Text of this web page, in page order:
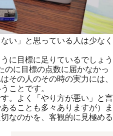
い」と思っている人は少なく
に目標に足りているでしょう
のに目標の点数に届かなかっ
その人のその時の実力には、
ことです。
。よく「やり方が悪い」と言
ることも多々ありますが）ま
なのかを、客観的に見極める